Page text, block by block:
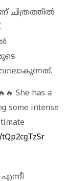
ചിത്രത്തിൽ
She has a
some intense